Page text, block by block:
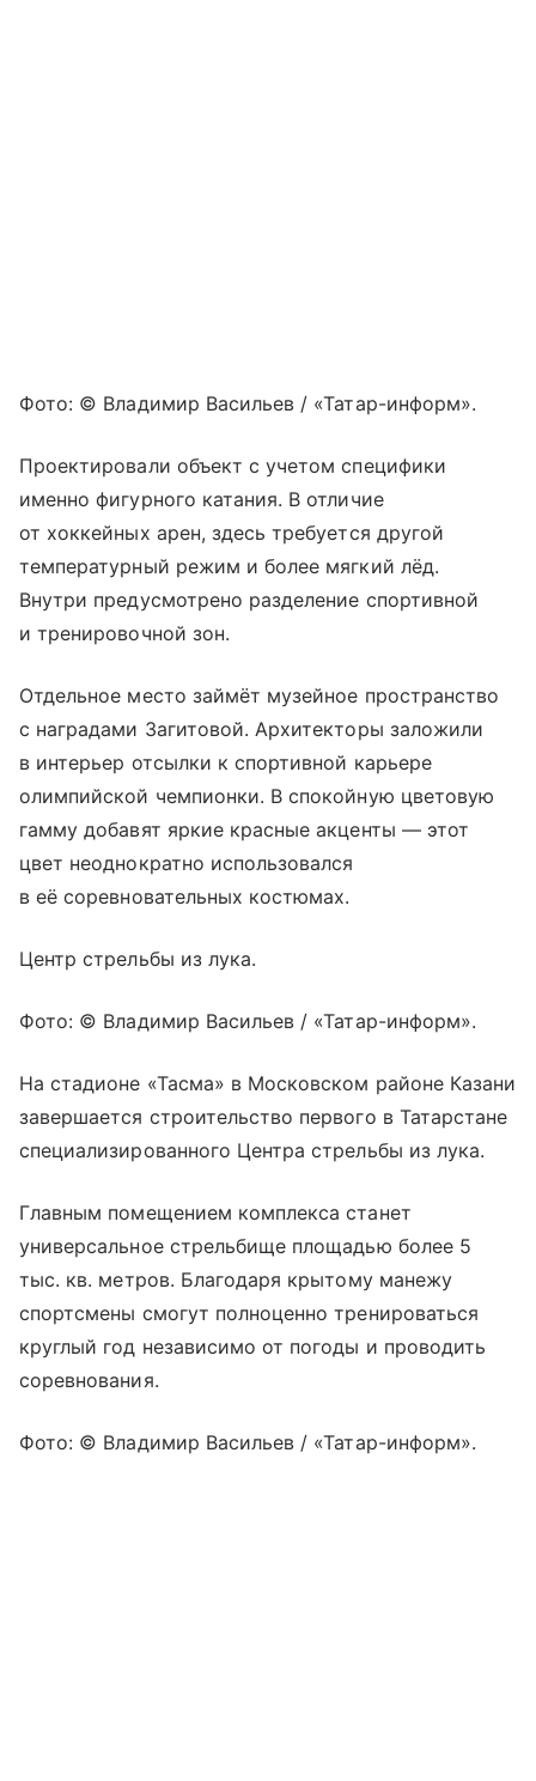
Фото: © Владимир Васильев / «Татар-информ».
Проектировали объект с учетом специфики
именно фигурного катания. В отличие
от хоккейных арен, здесь требуется другой
температурный режим и более мягкий лёд.
Внутри предусмотрено разделение спортивной
и тренировочной зон.
Отдельное место займёт музейное пространство
с наградами Загитовой. Архитекторы заложили
в интерьер отсылки к спортивной карьере
олимпийской чемпионки. В спокойную цветовую
гамму добавят яркие красные акценты — этот
цвет неоднократно использовался
в её соревновательных костюмах.
Центр стрельбы из лука.
Фото: © Владимир Васильев / «Татар-информ».
На стадионе «Тасма» в Московском районе Казани
завершается строительство первого в Татарстане
специализированного Центра стрельбы из лука.
Главным помещением комплекса станет
универсальное стрельбище площадью более 5
тыс. кв. метров. Благодаря крытому манежу
спортсмены смогут полноценно тренироваться
круглый год независимо от погоды и проводить
соревнования.
Фото: © Владимир Васильев / «Татар-информ».